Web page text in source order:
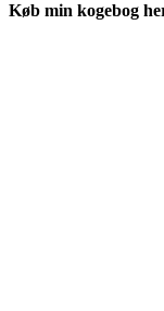
Køb min kogebog